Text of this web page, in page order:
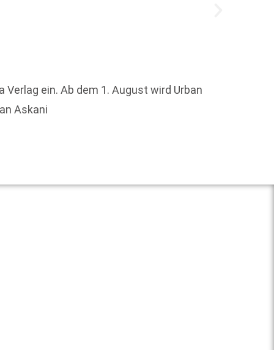
ein. Ab dem 1. August wird Urban
Askani